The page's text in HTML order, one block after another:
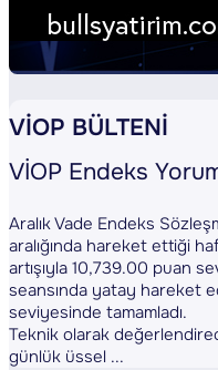
VİOP BÜLTENİ
VİOP Endeks
Aralık Vade Endeks
aralığında hareket ettiği
artışıyla 10,739.00 puan
seansında yatay hareket
seviyesinde tamamladı.
Teknik olarak
günlük üssel ...